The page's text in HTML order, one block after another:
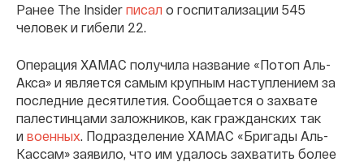
Ранее The Insider писал о госпитализации 545
человек и гибели 22.
Операция ХАМАС получила название «Потоп Аль-
Акса» и является самым крупным наступлением за
последние десятилетия. Сообщается о захвате
палестинцами заложников, как гражданских так
и военных. Подразделение ХАМАС «Бригады Аль-
Кассам» заявило, что им удалось захватить более